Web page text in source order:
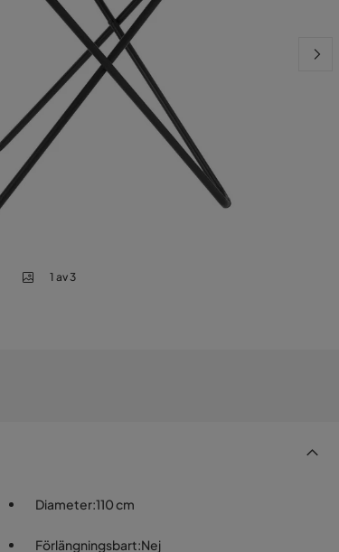
1 av 3
Diameter:110 cm
Förlängningsbart:Nej